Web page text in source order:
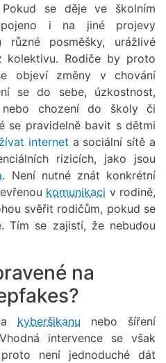
se děje ve školním
i na jiné projevy
různé posměšky, urážlivé
kolektivu. Rodiče by proto
objeví změny v chování
se do sebe, úzkostnost,
chození do školy či
se pravidelně bavit s dětmi
internet a sociální sítě a
rizicích, jako jsou
. Není nutné znát konkrétní
komunikaci v rodině,
svěřit rodičům, pokud se
Tím se zajistí, že nebudou
na
kyberšikanu nebo šíření
intervence se však
není jednoduché dát